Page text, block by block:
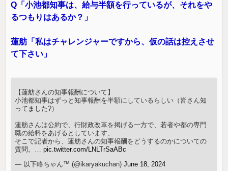
Q「小池都知事は、給与半額を行っているが、それをや
るつもりはあるか？」
蓮舫「私はチャレンジャーですから、仮の話は控えさせ
て下さい」
【蓮舫さんの知事報酬について】
小池都知事はずっと知事報酬を半額にしているらしい（皆さん知
ってました?）
蓮舫さんは公約で、行財政改革を掲げる一方で、若者や都の専門
職の給料をあげるとしています、
そこで記者から、蓮舫さんの知事報酬をどうするのかについての
質問。…pic.twitter.com/LNLTrSaABc
— 以下略ちゃん™ (@ikaryakuchan)June 18, 2024